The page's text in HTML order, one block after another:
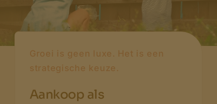
Groei is geen luxe. Het is een
strategische keuze.
Aankoop als